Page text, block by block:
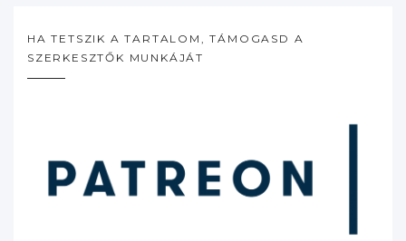
HA TETSZIK A TARTALOM, TÁMOGASD A
SZERKESZTŐK MUNKÁJÁT